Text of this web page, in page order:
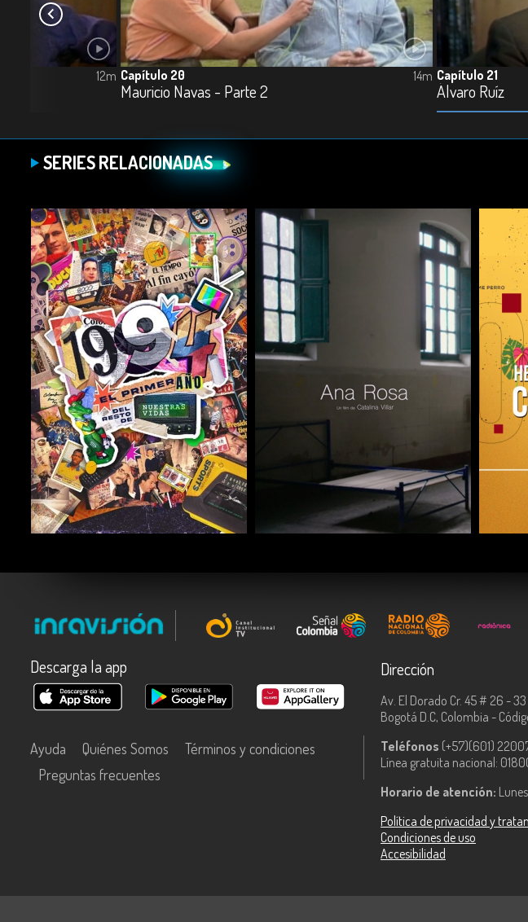
12m Capítulo 20
Mauricio Navas - Parte 2
14m Capítulo 21
Álvaro Ruíz
SERIES RELACIONADAS
COMPARTIR COMPARTIR
Descarga la app
Ayuda Quiénes Somos
Términos y condiciones
Preguntas frecuentes
Dirección
Av. El Dorado Cr. 45 # 26 - 33
Bogotá D.C, Colombia -
Teléfonos (+57)(601)
Línea gratuita nacional:
Horario de atención:
Política de privacidad y
Condiciones de uso
Accesibilidad